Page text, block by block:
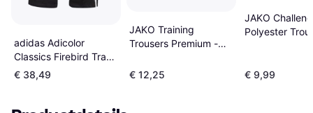
adidas Adicolor
Classics Firebird Track
Pants - Black
€ 38,49
JAKO Training
Trousers Premium -
€ 12,25
JAKO
Polyester
€ 9,99